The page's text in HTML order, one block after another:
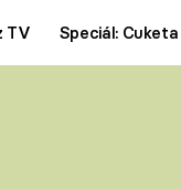
TV Speciál: Cuketa